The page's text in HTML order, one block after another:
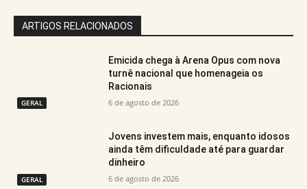
ARTIGOS RELACIONADOS
GERAL
Emicida chega à Arena Opus com nova
turnê nacional que homenageia os
Racionais
6 de agosto de 2026
GERAL
Jovens investem mais, enquanto idosos
ainda têm dificuldade até para guardar
dinheiro
6 de agosto de 2026